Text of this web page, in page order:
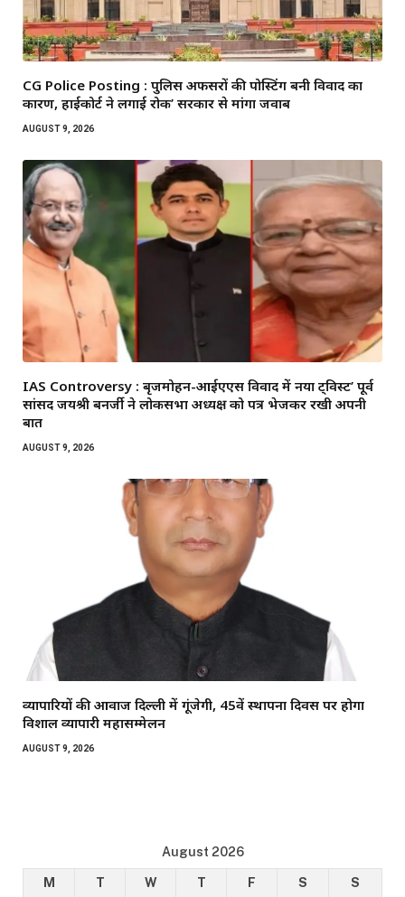
CG Police Posting : पुलिस अफसरों की पोस्टिंग बनी विवाद का
कारण, हाईकोर्ट ने लगाई रोक’ सरकार से मांगा जवाब
AUGUST 9, 2026
IAS Controversy : बृजमोहन-आईएएस विवाद में नया ट्विस्ट’ पूर्व
सांसद जयश्री बनर्जी ने लोकसभा अध्यक्ष को पत्र भेजकर रखी अपनी
बात
AUGUST 9, 2026
व्यापारियों की आवाज दिल्ली में गूंजेगी, 45वें स्थापना दिवस पर होगा
विशाल व्यापारी महासम्मेलन
AUGUST 9, 2026
August 2026
M T W T F S
S